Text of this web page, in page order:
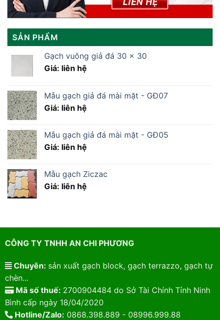
SẢN PHẨM
Gạch vuông giả đá 30 x 30
Giá: liên hệ
Mẫu gạch giả đá mài mặt - GĐ07
Giá: liên hệ
Mẫu gạch giả đá mài mặt - GĐ05
Giá: liên hệ
Mẫu gạch Ziczac
Giá: liên hệ
CÔNG TY TNHH AN CHI PHƯƠNG
Chuyên: sản xuất gạch block, gạch terrazzo, gạch tự
chèn...
Mã số thuế: 2700904484 do Sở Tài Chính Tỉnh Ninh
Bình cấp ngày 18/04/2020
Hotline/Zalo: 0868.398.889 - 08996.999.88